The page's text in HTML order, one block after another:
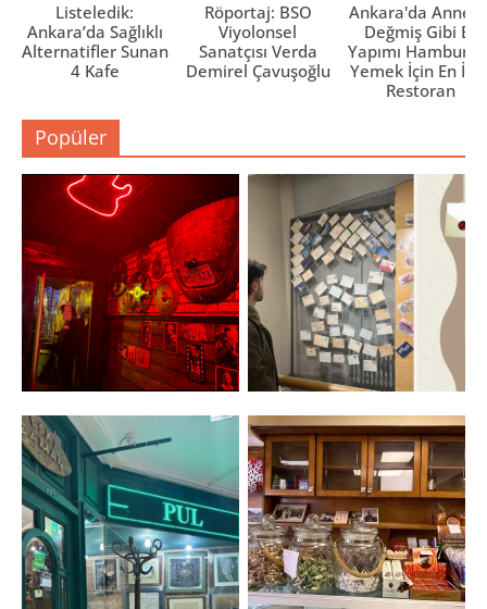
Listeledik:
Ankara’da Sağlıklı
Alternatifler Sunan
4 Kafe
Röportaj: BSO
Viyolonsel
Sanatçısı Verda
Demirel Çavuşoğlu
Ankara'da Anne
Değmiş Gibi Ev
Yapımı
Yemek İçin En İyi
Restoran
Popüler